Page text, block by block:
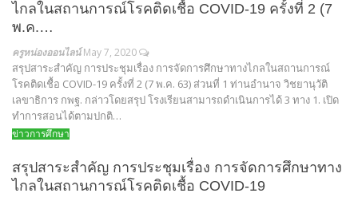
ไกลในสถานการณ์โรคติดเชื้อ COVID-19 ครั้งที่ 2 (7
พ.ค.…
ครูหน่องออนไลน์May 7, 2020
สรุปสาระสำคัญ การประชุมเรื่อง การจัดการศึกษาทางไกลในสถานการณ์
โรคติดเชื้อ COVID-19 ครั้งที่ 2 (7 พ.ค. 63) ส่วนที่ 1 ท่านอำนาจ วิชยานุวัติ
เลขาธิการ กพฐ. กล่าวโดยสรุป โรงเรียนสามารถดำเนินการได้ 3 ทาง 1. เปิด
ทำการสอนได้ตามปกติ…
ข่าวการศึกษา
สรุปสาระสำคัญ การประชุมเรื่อง การจัดการศึกษาทาง
ไกลในสถานการณ์โรคติดเชื้อ COVID-19